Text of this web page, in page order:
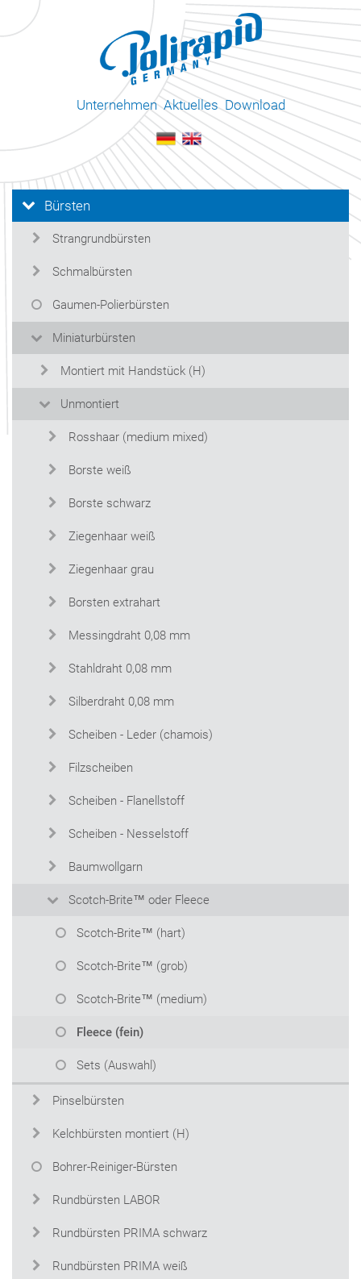
Unternehmen Aktuelles Download
Bürsten
Strangrundbürsten
Schmalbürsten
Gaumen-Polierbürsten
Miniaturbürsten
Montiert mit Handstück (H)
Unmontiert
Rosshaar (medium mixed)
Borste weiß
Borste schwarz
Ziegenhaar weiß
Ziegenhaar grau
Borsten extrahart
Messingdraht 0,08 mm
Stahldraht 0,08 mm
Silberdraht 0,08 mm
Scheiben - Leder (chamois)
Filzscheiben
Scheiben - Flanellstoff
Scheiben - Nesselstoff
Baumwollgarn
Scotch-Brite™ oder Fleece
Scotch-Brite™ (hart)
Scotch-Brite™ (grob)
Scotch-Brite™ (medium)
Fleece (fein)
Sets (Auswahl)
Pinselbürsten
Kelchbürsten montiert (H)
Bohrer-Reiniger-Bürsten
Rundbürsten LABOR
Rundbürsten PRIMA schwarz
Rundbürsten PRIMA weiß